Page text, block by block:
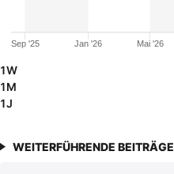
Jan '26
Sep '25 Mai '26
1W
1M
1J
WEITERFÜHRENDE BEITRÄGE